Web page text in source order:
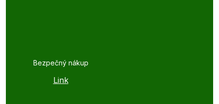
Bezpečný nákup
Link